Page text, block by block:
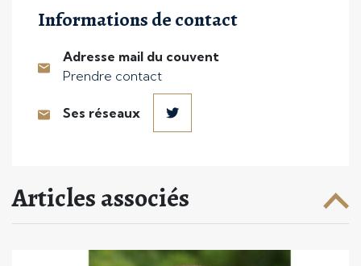
Informations de contact
Adresse mail du couvent
Prendre contact
Ses réseaux
Articles associés